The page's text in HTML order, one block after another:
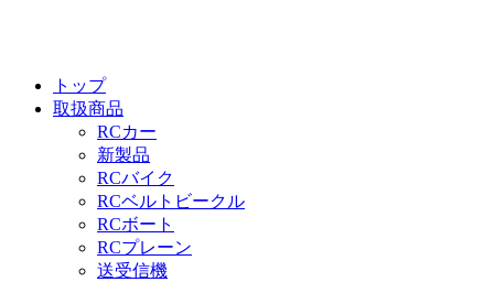
トップ
取扱商品
RCカー
新製品
RCバイク
RCベルトビークル
RCボート
RCプレーン
送受信機